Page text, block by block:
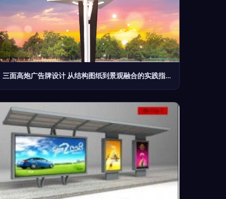
三面高炮广告牌设计 从结构图纸到景观融合的实践指南